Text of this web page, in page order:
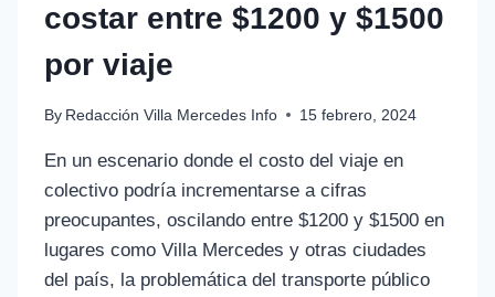
costar entre $1200 y $1500
por viaje
By Redacción Villa Mercedes Info 15 febrero, 2024
En un escenario donde el costo del viaje en
colectivo podría incrementarse a cifras
preocupantes, oscilando entre $1200 y $1500 en
lugares como Villa Mercedes y otras ciudades
del país, la problemática del transporte público